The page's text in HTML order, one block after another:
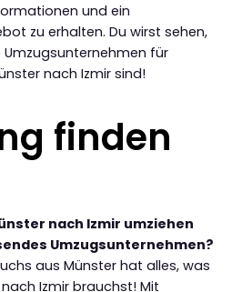
und ein
zu erhalten. Du wirst sehen,
für
nach Izmir sind!
finden
nach Izmir umziehen
Umzugsunternehmen?
aus Münster hat alles, was
Izmir brauchst! Mit